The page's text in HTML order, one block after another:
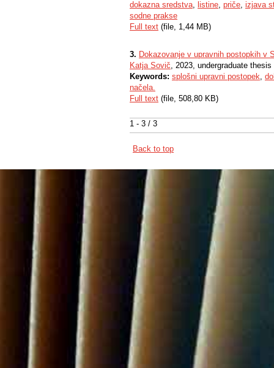
1 - 3 / 3
dokazna sredstva, listine, priče, izjava
sodne prakse
Full text (file, 1,44 MB)
3. Dokazovanje v upravnih postopkih v
Katja Sovič, 2023, undergraduate thesis
Keywords: splošni upravni postopek,
načela.
Full text (file, 508,80 KB)
Back to top